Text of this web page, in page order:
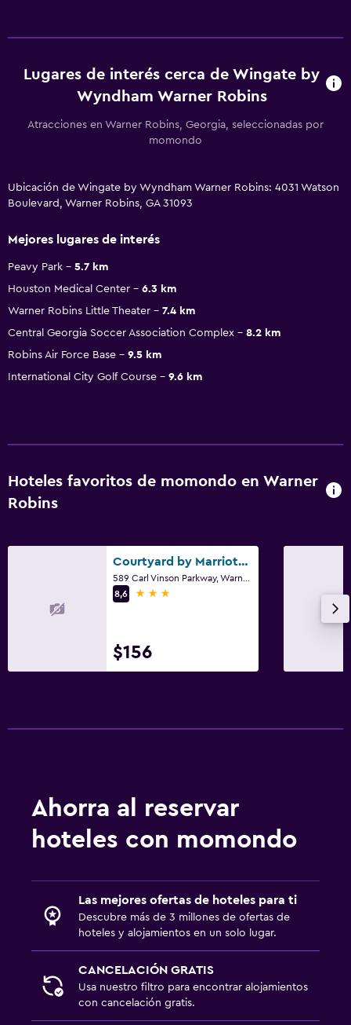
Lugares de interés cerca de Wingate by
Wyndham Warner Robins
Atracciones en Warner Robins, Georgia, seleccionadas por
momondo
Ubicación de Wingate by Wyndham Warner Robins: 4031 Watson
Boulevard, Warner Robins, GA 31093
Mejores lugares de interés
Peavy Park
5.7 km
Houston Medical Center
6.3 km
Warner Robins Little Theater
7.4 km
Central Georgia Soccer Association Complex
8.2 km
Robins Air Force Base
9.5 km
International City Golf Course
9.6 km
Hoteles favoritos de momondo en Warner
Robins
Courtyard by Marriott Warner Robins
8,6
3 estrellas
$156
Ahorra al reservar
hoteles con momondo
Las mejores ofertas de hoteles para ti
Descubre más de 3 millones de ofertas de
hoteles y alojamientos en un solo lugar.
CANCELACIÓN GRATIS
Usa nuestro filtro para encontrar alojamientos
con cancelación gratis.